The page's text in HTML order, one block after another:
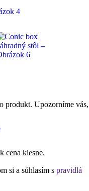
produkt. Upozorníme
cena klesne.
si a súhlasím s pravidlá